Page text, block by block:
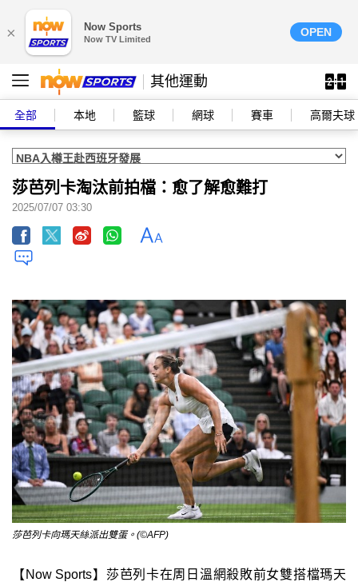
× Now Sports
Now TV Limited
OPEN
其他運動
全部 本地 籃球 網球 賽車 高爾夫球
莎芭列卡淘汰前拍檔：愈了解愈難打
2025/07/07 03:30
莎芭列卡向瑪天絲派出雙蛋。(©AFP)
【Now Sports】莎芭列卡在周日溫網殺敗前女雙搭檔瑪天